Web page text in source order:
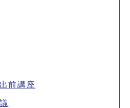
前講座